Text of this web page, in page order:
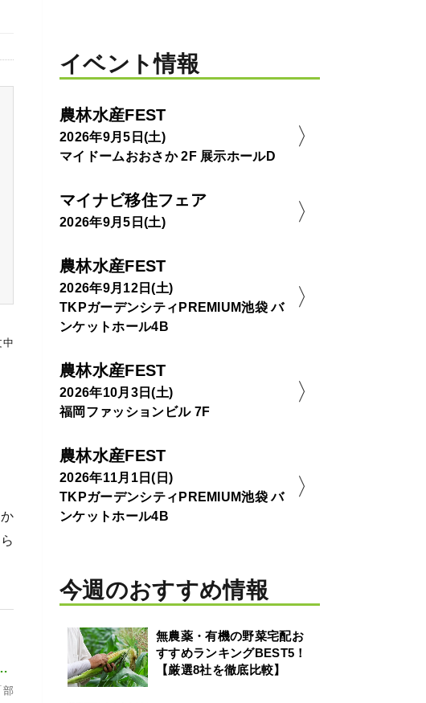
中
する“資金繰りの壁”【転生レベル37】
部
イベント情報
農林水産FEST
2026年9月5日(土)
マイドームおおさか 2F 展示ホールD
マイナビ移住フェア
2026年9月5日(土)
農林水産FEST
2026年9月12日(土)
TKPガーデンシティPREMIUM池袋 バ
ンケットホール4B
農林水産FEST
2026年10月3日(土)
福岡ファッションビル 7F
農林水産FEST
2026年11月1日(日)
TKPガーデンシティPREMIUM池袋 バ
ンケットホール4B
今週のおすすめ情報
無農薬・有機の野菜宅配お
すすめランキングBEST5！
【厳選8社を徹底比較】